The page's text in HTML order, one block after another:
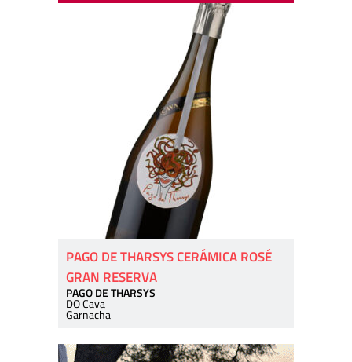
PAGO DE THARSYS CERÁMICA ROSÉ
GRAN RESERVA
PAGO DE THARSYS
DO Cava
Garnacha